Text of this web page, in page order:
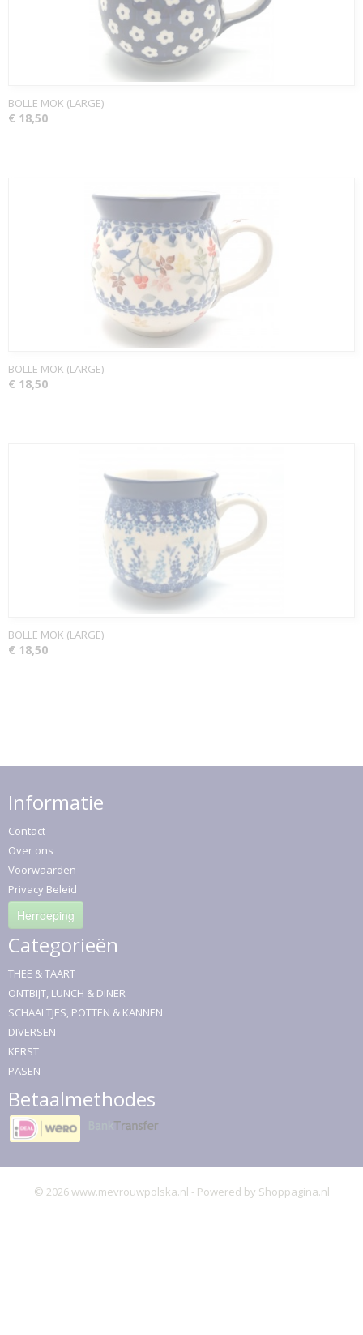
BOLLE MOK (LARGE)
€ 18,50
BOLLE MOK (LARGE)
€ 18,50
BOLLE MOK (LARGE)
€ 18,50
Informatie
Contact
Over ons
Voorwaarden
Privacy Beleid
Herroeping
Categorieën
THEE & TAART
ONTBIJT, LUNCH & DINER
SCHAALTJES, POTTEN & KANNEN
DIVERSEN
KERST
PASEN
Betaalmethodes
© 2026 www.mevrouwpolska.nl - Powered by Shoppagina.nl